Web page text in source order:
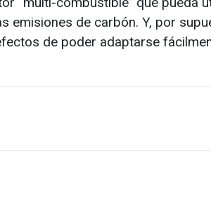
emisiones de carbón. Y, por
de poder adaptarse